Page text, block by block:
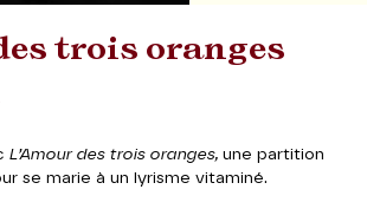
trois oranges
L’Amour des trois oranges, une partition
se marie à un lyrisme vitaminé.